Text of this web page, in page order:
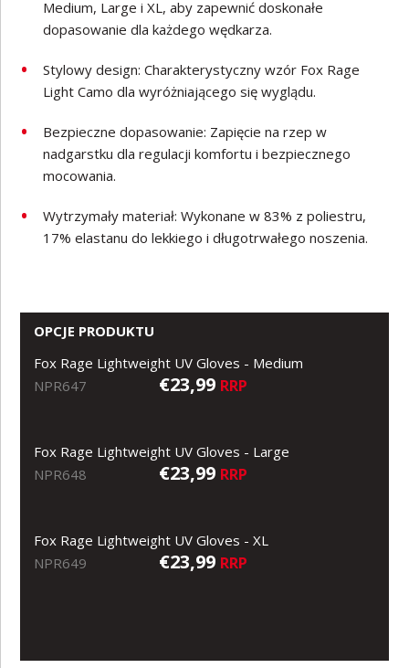
Medium, Large i XL, aby zapewnić doskonałe
dopasowanie dla każdego wędkarza.
Stylowy design: Charakterystyczny wzór Fox Rage
Light Camo dla wyróżniającego się wyglądu.
Bezpieczne dopasowanie: Zapięcie na rzep w
nadgarstku dla regulacji komfortu i bezpiecznego
mocowania.
Wytrzymały materiał: Wykonane w 83% z poliestru,
17% elastanu do lekkiego i długotrwałego noszenia.
OPCJE PRODUKTU
Fox Rage Lightweight UV Gloves - Medium
NPR647
€23,99 RRP
Fox Rage Lightweight UV Gloves - Large
NPR648
€23,99 RRP
Fox Rage Lightweight UV Gloves - XL
NPR649
€23,99 RRP